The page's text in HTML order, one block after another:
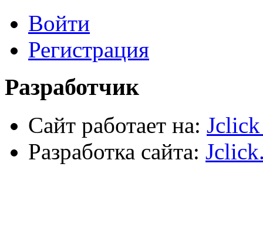
Электрика, осветительное оборудование
Пена и герметики
Автомобильный инструмент
Сварочное оборудование
Силовое оборудование
Войти
Регистрация
Разработчик
Сайт работает на:
Разработка сайта: